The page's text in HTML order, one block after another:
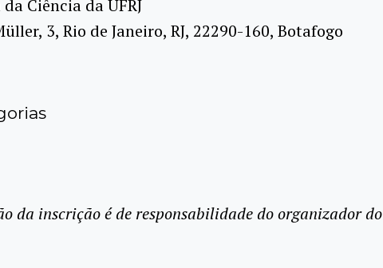
da Ciência da UFRJ
3, Rio de Janeiro, RJ, 22290-160, Botafogo
da inscrição é de responsabilidade do organizador do